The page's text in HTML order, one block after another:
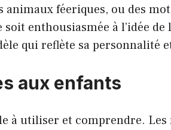
animaux féeriques, ou des
enthousiasmée à l’idée
qui reflète sa personnalité
aux enfants
à utiliser et comprendre.